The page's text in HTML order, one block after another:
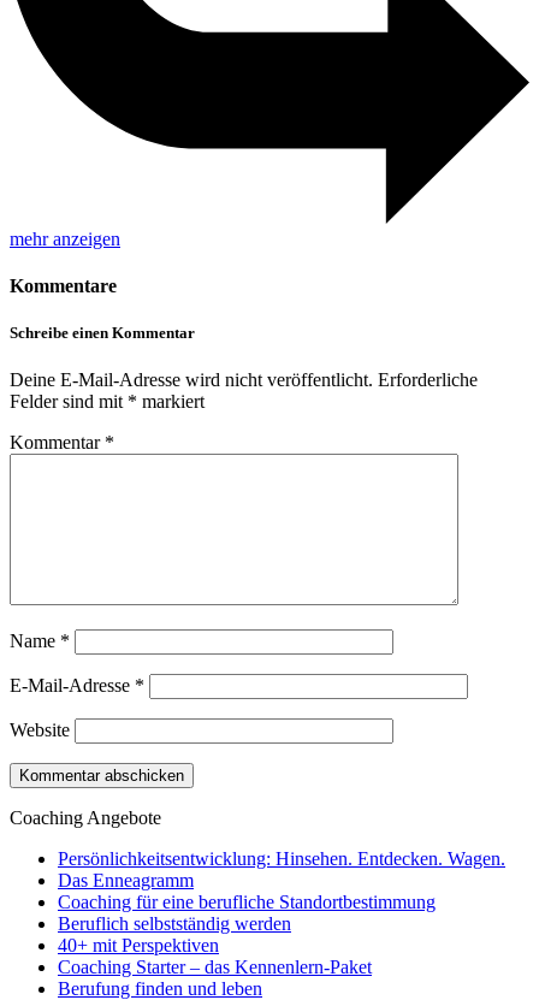
mehr anzeigen
Kommentare
Schreibe einen Kommentar
Deine E-Mail-Adresse wird nicht veröffentlicht. Erforderliche
Felder sind mit * markiert
Kommentar *
Name *
E-Mail-Adresse *
Website
Coaching Angebote
Persönlichkeitsentwicklung: Hinsehen. Entdecken. Wagen.
Das Enneagramm
Coaching für eine berufliche Standortbestimmung
Beruflich selbstständig werden
40+ mit Perspektiven
Coaching Starter – das Kennenlern-Paket
Berufung finden und leben